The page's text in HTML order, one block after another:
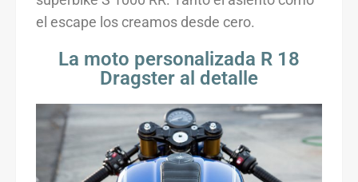
el escape los creamos desde cero.
La moto personalizada R 18
Dragster al detalle